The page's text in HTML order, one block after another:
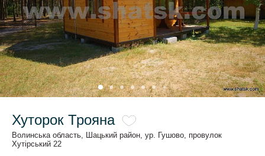
Хуторок Трояна
Волинська область, Шацький район, ур. Гушово, провулок
Хутірський 22